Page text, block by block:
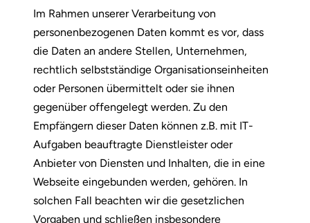
Im Rahmen unserer Verarbeitung von
personenbezogenen Daten kommt es vor, dass
die Daten an andere Stellen, Unternehmen,
rechtlich selbstständige Organisationseinheiten
oder Personen übermittelt oder sie ihnen
gegenüber offengelegt werden. Zu den
Empfängern dieser Daten können z.B. mit IT-
Aufgaben beauftragte Dienstleister oder
Anbieter von Diensten und Inhalten, die in eine
Webseite eingebunden werden, gehören. In
solchen Fall beachten wir die gesetzlichen
Vorgaben und schließen insbesondere